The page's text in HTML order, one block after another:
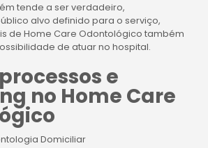
tende a ser verdadeiro,
alvo definido para o serviço,
de Home Care Odontológico também
de atuar no hospital.
e
no Home Care